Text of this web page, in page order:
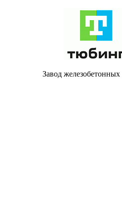
Завод железобетонных